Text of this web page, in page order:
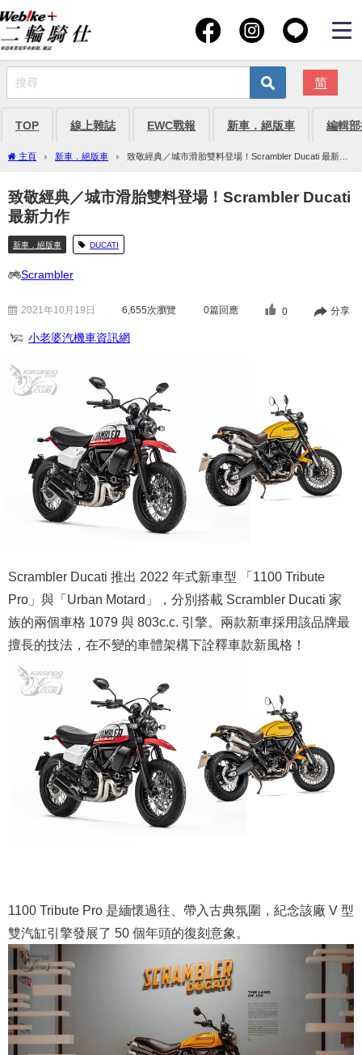
简
TOP 線上雜誌 EWC戰報 新車．絕版車 編輯
主頁 新車．絕版車
致敬經典／城市滑胎雙料登場！Scrambler Ducati 最新力
作
致敬經典／城市滑胎雙料登場！Scrambler Ducati
最新力作
新車．絕版車 DUCATI
Scrambler
2021年10月19日 6,655次瀏覽 0篇回應 0 分享
小老婆汽機車資訊網
Scrambler Ducati 推出 2022 年式新車型 「1100 Tribute
Pro」與「Urban Motard」，分別搭載 Scrambler Ducati 家
族的兩個車格 1079 與 803c.c. 引擎。兩款新車採用該品牌最
擅長的技法，在不變的車體架構下詮釋車款新風格！
1100 Tribute Pro 是緬懷過往、帶入古典氛圍，紀念該廠 V 型
雙汽缸引擎發展了 50 個年頭的復刻意象。